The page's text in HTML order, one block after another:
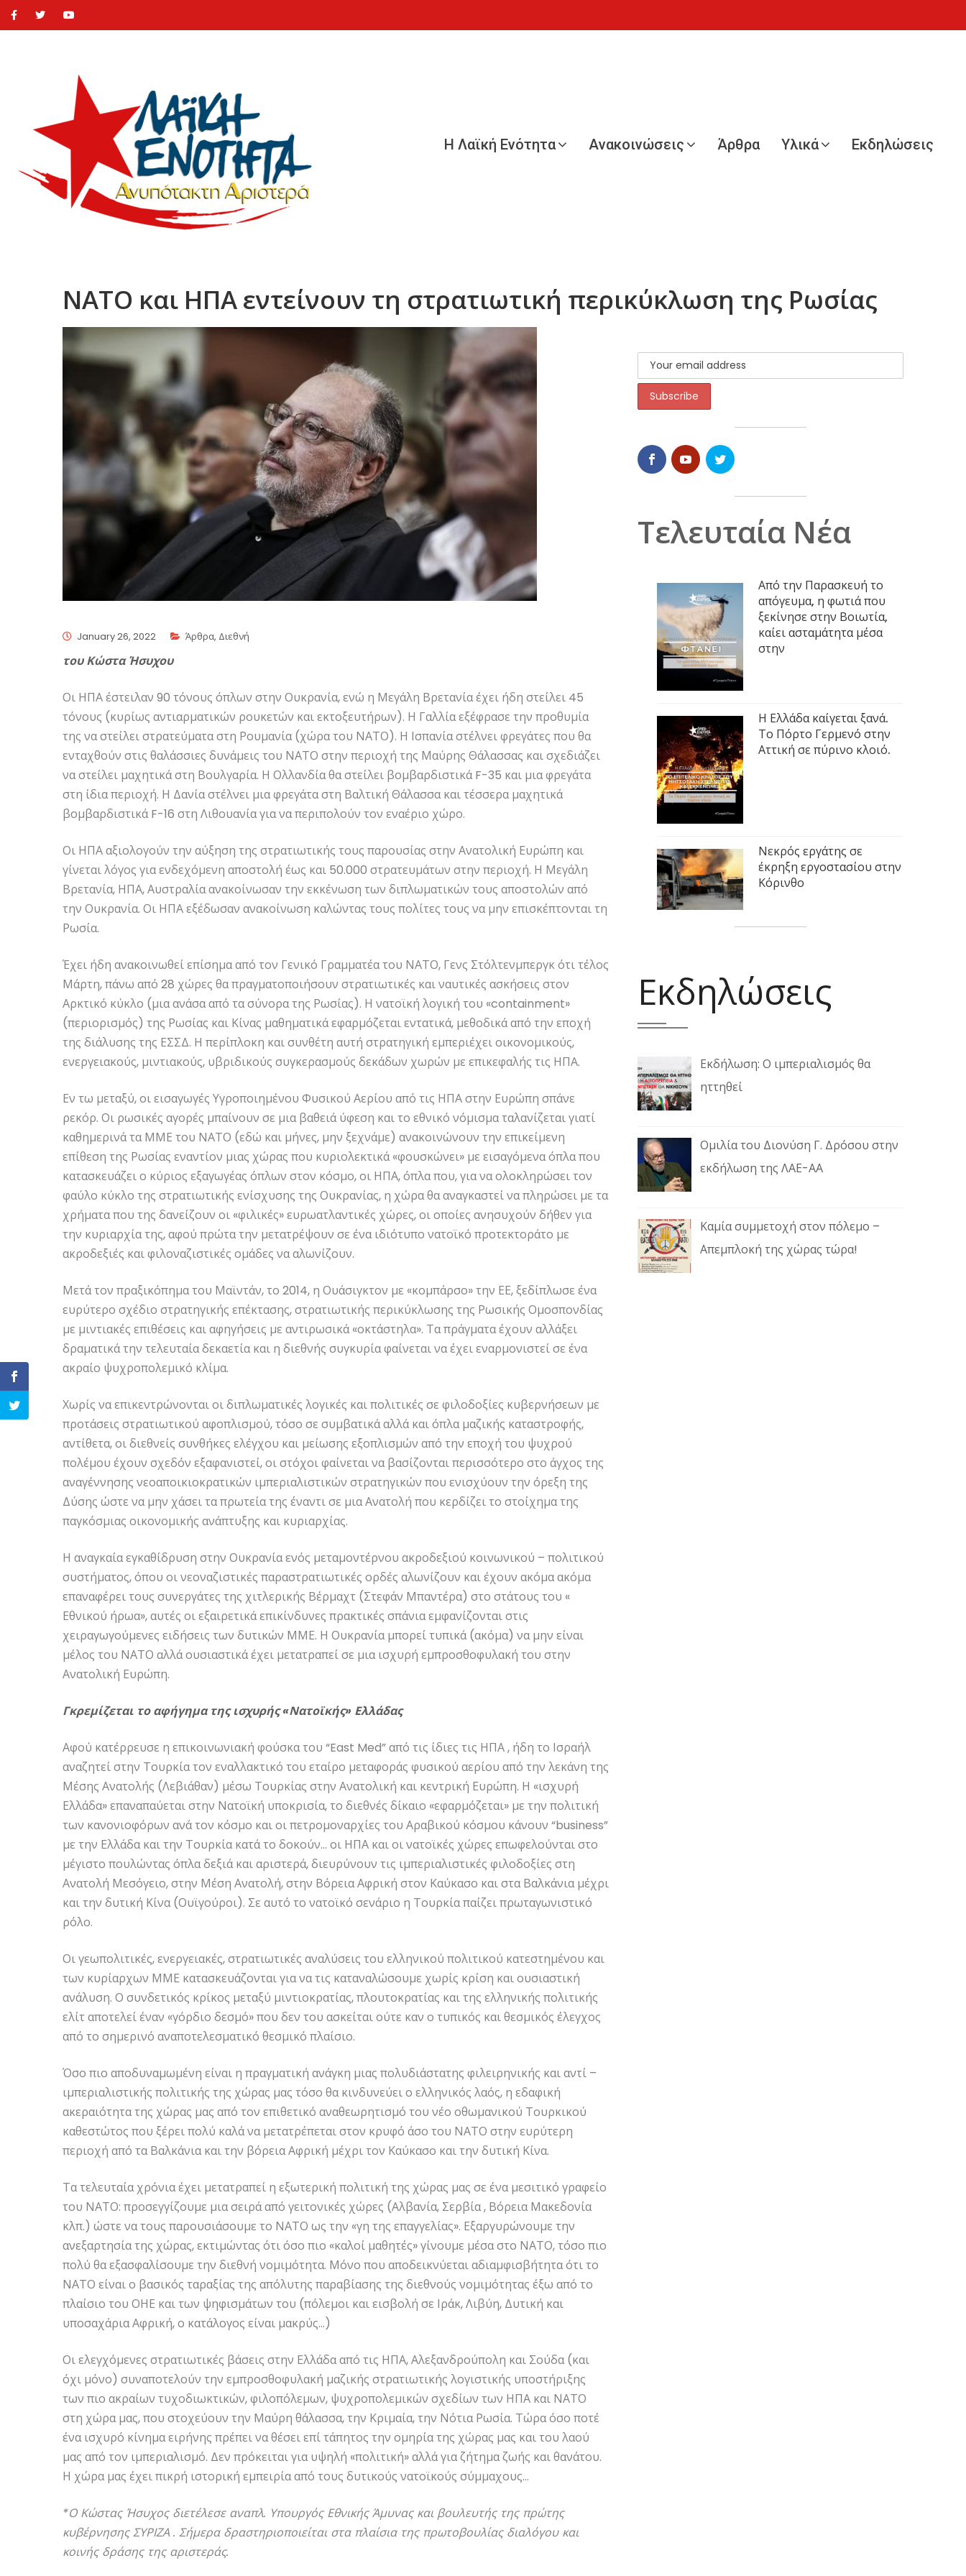
Η Λαϊκή Ενότητα Ανακοινώσεις Άρθρα Υλικά Εκδηλώσεις
ΝΑΤΟ και ΗΠΑ εντείνουν τη στρατιωτική περικύκλωση της Ρωσίας
January 26, 2022 Άρθρα, Διεθνή
του Κώστα Ήσυχου
Οι ΗΠΑ έστειλαν 90 τόνους όπλων στην Ουκρανία, ενώ η Μεγάλη Βρετανία έχει ήδη στείλει 45
τόνους (κυρίως αντιαρματικών ρουκετών και εκτοξευτήρων). Η Γαλλία εξέφρασε την προθυμία
της να στείλει στρατεύματα στη Ρουμανία (χώρα του ΝΑΤΟ). Η Ισπανία στέλνει φρεγάτες που θα
ενταχθούν στις θαλάσσιες δυνάμεις του ΝΑΤΟ στην περιοχή της Μαύρης Θάλασσας και σχεδιάζει
να στείλει μαχητικά στη Βουλγαρία. Η Ολλανδία θα στείλει βομβαρδιστικά F-35 και μια φρεγάτα
στη ίδια περιοχή. Η Δανία στέλνει μια φρεγάτα στη Βαλτική Θάλασσα και τέσσερα μαχητικά
βομβαρδιστικά F-16 στη Λιθουανία για να περιπολούν τον εναέριο χώρο.
Οι ΗΠΑ αξιολογούν την αύξηση της στρατιωτικής τους παρουσίας στην Ανατολική Ευρώπη και
γίνεται λόγος για ενδεχόμενη αποστολή έως και 50.000 στρατευμάτων στην περιοχή. Η Μεγάλη
Βρετανία, ΗΠΑ, Αυστραλία ανακοίνωσαν την εκκένωση των διπλωματικών τους αποστολών από
την Ουκρανία. Οι ΗΠΑ εξέδωσαν ανακοίνωση καλώντας τους πολίτες τους να μην επισκέπτονται τη
Ρωσία.
Έχει ήδη ανακοινωθεί επίσημα από τον Γενικό Γραμματέα του ΝΑΤΟ, Γενς Στόλτενμπεργκ ότι τέλος
Μάρτη, πάνω από 28 χώρες θα πραγματοποιήσουν στρατιωτικές και ναυτικές ασκήσεις στον
Αρκτικό κύκλο (μια ανάσα από τα σύνορα της Ρωσίας). Η νατοϊκή λογική του «containment»
(περιορισμός) της Ρωσίας και Κίνας μαθηματικά εφαρμόζεται εντατικά, μεθοδικά από την εποχή
της διάλυσης της ΕΣΣΔ. Η περίπλοκη και συνθέτη αυτή στρατηγική εμπεριέχει οικονομικούς,
ενεργειακούς, μιντιακούς, υβριδικούς συγκερασμούς δεκάδων χωρών με επικεφαλής τις ΗΠΑ.
Εν τω μεταξύ, οι εισαγωγές Υγροποιημένου Φυσικού Αερίου από τις ΗΠΑ στην Ευρώπη σπάνε
ρεκόρ. Οι ρωσικές αγορές μπαίνουν σε μια βαθειά ύφεση και το εθνικό νόμισμα ταλανίζεται γιατί
καθημερινά τα ΜΜΕ του ΝΑΤΟ (εδώ και μήνες, μην ξεχνάμε) ανακοινώνουν την επικείμενη
επίθεση της Ρωσίας εναντίον μιας χώρας που κυριολεκτικά «φουσκώνει» με εισαγόμενα όπλα που
κατασκευάζει ο κύριος εξαγωγέας όπλων στον κόσμο, οι ΗΠΑ, όπλα που, για να ολοκληρώσει τον
φαύλο κύκλο της στρατιωτικής ενίσχυσης της Ουκρανίας, η χώρα θα αναγκαστεί να πληρώσει με τα
χρήματα που της δανείζουν οι «φιλικές» ευρωατλαντικές χώρες, οι οποίες ανησυχούν δήθεν για
την κυριαρχία της, αφού πρώτα την μετατρέψουν σε ένα ιδιότυπο νατοϊκό προτεκτοράτο με
ακροδεξιές και φιλοναζιστικές ομάδες να αλωνίζουν.
Μετά τον πραξικόπημα του Μαϊντάν, το 2014, η Ουάσιγκτον με «κομπάρσο» την ΕΕ, ξεδίπλωσε ένα
ευρύτερο σχέδιο στρατηγικής επέκτασης, στρατιωτικής περικύκλωσης της Ρωσικής Ομοσπονδίας
με μιντιακές επιθέσεις και αφηγήσεις με αντιρωσικά «οκτάστηλα». Τα πράγματα έχουν αλλάξει
δραματικά την τελευταία δεκαετία και η διεθνής συγκυρία φαίνεται να έχει εναρμονιστεί σε ένα
ακραίο ψυχροπολεμικό κλίμα.
Χωρίς να επικεντρώνονται οι διπλωματικές λογικές και πολιτικές σε φιλοδοξίες κυβερνήσεων με
προτάσεις στρατιωτικού αφοπλισμού, τόσο σε συμβατικά αλλά και όπλα μαζικής καταστροφής,
αντίθετα, οι διεθνείς συνθήκες ελέγχου και μείωσης εξοπλισμών από την εποχή του ψυχρού
πολέμου έχουν σχεδόν εξαφανιστεί, οι στόχοι φαίνεται να βασίζονται περισσότερο στο άγχος της
αναγέννησης νεοαποικιοκρατικών ιμπεριαλιστικών στρατηγικών που ενισχύουν την όρεξη της
Δύσης ώστε να μην χάσει τα πρωτεία της έναντι σε μια Ανατολή που κερδίζει το στοίχημα της
παγκόσμιας οικονομικής ανάπτυξης και κυριαρχίας.
Η αναγκαία εγκαθίδρυση στην Ουκρανία ενός μεταμοντέρνου ακροδεξιού κοινωνικού – πολιτικού
συστήματος, όπου οι νεοναζιστικές παραστρατιωτικές ορδές αλωνίζουν και έχουν ακόμα ακόμα
επαναφέρει τους συνεργάτες της χιτλερικής Βέρμαχτ (Στεφάν Μπαντέρα) στο στάτους του «
Εθνικού ήρωα», αυτές οι εξαιρετικά επικίνδυνες πρακτικές σπάνια εμφανίζονται στις
χειραγωγούμενες ειδήσεις των δυτικών ΜΜΕ. Η Ουκρανία μπορεί τυπικά (ακόμα) να μην είναι
μέλος του ΝΑΤΟ αλλά ουσιαστικά έχει μετατραπεί σε μια ισχυρή εμπροσθοφυλακή του στην
Ανατολική Ευρώπη.
Γκρεμίζεται το αφήγημα της ισχυρής «Νατοϊκής» Ελλάδας
Αφού κατέρρευσε η επικοινωνιακή φούσκα του “East Med” από τις ίδιες τις ΗΠΑ , ήδη το Ισραήλ
αναζητεί στην Τουρκία τον εναλλακτικό του εταίρο μεταφοράς φυσικού αερίου από την λεκάνη της
Μέσης Ανατολής (Λεβιάθαν) μέσω Τουρκίας στην Ανατολική και κεντρική Ευρώπη. Η «ισχυρή
Ελλάδα» επαναπαύεται στην Νατοϊκή υποκρισία, το διεθνές δίκαιο «εφαρμόζεται» με την πολιτική
των κανονιοφόρων ανά τον κόσμο και οι πετρομοναρχίες του Αραβικού κόσμου κάνουν “business”
με την Ελλάδα και την Τουρκία κατά το δοκούν… οι ΗΠΑ και οι νατοϊκές χώρες επωφελούνται στο
μέγιστο πουλώντας όπλα δεξιά και αριστερά, διευρύνουν τις ιμπεριαλιστικές φιλοδοξίες στη
Ανατολή Μεσόγειο, στην Μέση Ανατολή, στην Βόρεια Αφρική στον Καύκασο και στα Βαλκάνια μέχρι
και την δυτική Κίνα (Ουϊγούροι). Σε αυτό το νατοϊκό σενάριο η Τουρκία παίζει πρωταγωνιστικό
ρόλο.
Οι γεωπολιτικές, ενεργειακές, στρατιωτικές αναλύσεις του ελληνικού πολιτικού κατεστημένου και
των κυρίαρχων ΜΜΕ κατασκευάζονται για να τις καταναλώσουμε χωρίς κρίση και ουσιαστική
ανάλυση. Ο συνδετικός κρίκος μεταξύ μιντιοκρατίας, πλουτοκρατίας και της ελληνικής πολιτικής
ελίτ αποτελεί έναν «γόρδιο δεσμό» που δεν του ασκείται ούτε καν ο τυπικός και θεσμικός έλεγχος
από το σημερινό αναποτελεσματικό θεσμικό πλαίσιο.
Όσο πιο αποδυναμωμένη είναι η πραγματική ανάγκη μιας πολυδιάστατης φιλειρηνικής και αντί –
ιμπεριαλιστικής πολιτικής της χώρας μας τόσο θα κινδυνεύει ο ελληνικός λαός, η εδαφική
ακεραιότητα της χώρας μας από τον επιθετικό αναθεωρητισμό του νέο οθωμανικού Τουρκικού
καθεστώτος που ξέρει πολύ καλά να μετατρέπεται στον κρυφό άσο του ΝΑΤΟ στην ευρύτερη
περιοχή από τα Βαλκάνια και την βόρεια Αφρική μέχρι τον Καύκασο και την δυτική Κίνα.
Τα τελευταία χρόνια έχει μετατραπεί η εξωτερική πολιτική της χώρας μας σε ένα μεσιτικό γραφείο
του ΝΑΤΟ: προσεγγίζουμε μια σειρά από γειτονικές χώρες (Αλβανία, Σερβία , Βόρεια Μακεδονία
κλπ.) ώστε να τους παρουσιάσουμε το ΝΑΤΟ ως την «γη της επαγγελίας». Εξαργυρώνουμε την
ανεξαρτησία της χώρας, εκτιμώντας ότι όσο πιο «καλοί μαθητές» γίνουμε μέσα στο ΝΑΤΟ, τόσο πιο
πολύ θα εξασφαλίσουμε την διεθνή νομιμότητα. Μόνο που αποδεικνύεται αδιαμφισβήτητα ότι το
ΝΑΤΟ είναι ο βασικός ταραξίας της απόλυτης παραβίασης της διεθνούς νομιμότητας έξω από το
πλαίσιο του ΟΗΕ και των ψηφισμάτων του (πόλεμοι και εισβολή σε Ιράκ, Λιβύη, Δυτική και
υποσαχάρια Αφρική, ο κατάλογος είναι μακρύς…)
Οι ελεγχόμενες στρατιωτικές βάσεις στην Ελλάδα από τις ΗΠΑ, Αλεξανδρούπολη και Σούδα (και
όχι μόνο) συναποτελούν την εμπροσθοφυλακή μαζικής στρατιωτικής λογιστικής υποστήριξης
των πιο ακραίων τυχοδιωκτικών, φιλοπόλεμων, ψυχροπολεμικών σχεδίων των ΗΠΑ και ΝΑΤΟ
στη χώρα μας, που στοχεύουν την Μαύρη θάλασσα, την Κριμαία, την Νότια Ρωσία. Τώρα όσο ποτέ
ένα ισχυρό κίνημα ειρήνης πρέπει να θέσει επί τάπητος την ομηρία της χώρας μας και του λαού
μας από τον ιμπεριαλισμό. Δεν πρόκειται για υψηλή «πολιτική» αλλά για ζήτημα ζωής και θανάτου.
Η χώρα μας έχει πικρή ιστορική εμπειρία από τους δυτικούς νατοϊκούς σύμμαχους…
*Ο Κώστας Ήσυχος διετέλεσε αναπλ. Υπουργός Εθνικής Άμυνας και βουλευτής της πρώτης
κυβέρνησης ΣΥΡΙΖΑ . Σήμερα δραστηριοποιείται στα πλαίσια της πρωτοβουλίας διαλόγου και
κοινής δράσης της αριστεράς.
Τελευταία Νέα
Από την Παρασκευή το
απόγευμα, η φωτιά που
ξεκίνησε στην Βοιωτία,
καίει ασταμάτητα μέσα
στην
Η Ελλάδα καίγεται ξανά.
Το Πόρτο Γερμενό στην
Αττική σε πύρινο κλοιό.
Νεκρός εργάτης σε
έκρηξη εργοστασίου στην
Κόρινθο
Εκδηλώσεις
Εκδήλωση: Ο ιμπεριαλισμός θα
ηττηθεί
Ομιλία του Διονύση Γ. Δρόσου στην
εκδήλωση της ΛΑΕ-ΑΑ
Καμία συμμετοχή στον πόλεμο –
Απεμπλοκή της χώρας τώρα!